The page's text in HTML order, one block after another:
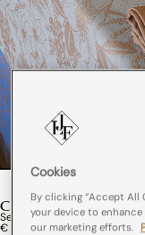
COTTAGE
Serviette De Table
€ 16,00
Cookies
By clicking “Accept All
your device to enhance
our marketing efforts.